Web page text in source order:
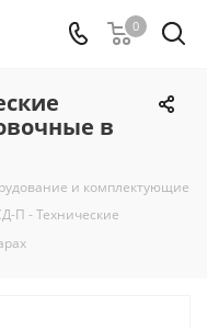
0
в
и комплектующие
П - Технические